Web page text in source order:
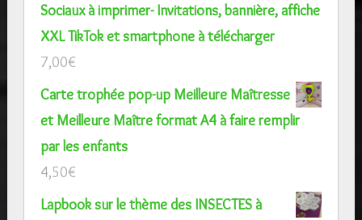
Sociaux à imprimer- Invitations, bannière, affiche
XXL TikTok et smartphone à télécharger
7,00€
Carte trophée pop-up Meilleure Maîtresse
et Meilleure Maître format A4 à faire remplir
par les enfants
4,50€
Lapbook sur le thème des INSECTES à